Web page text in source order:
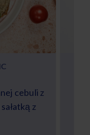
cebuli z
z